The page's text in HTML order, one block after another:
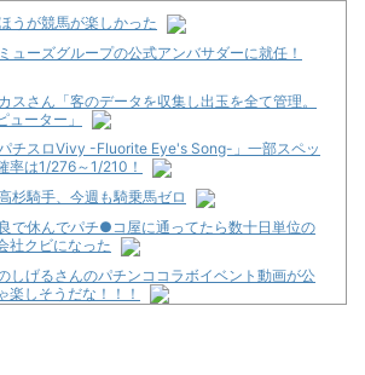
うが競馬が楽しかった
ューズグループの公式アンバサダーに就任！
スさん「客のデータを収集し出玉を全て管理。
ューター」
パチスロVivy -Fluorite Eye's Song-」一部スペッ
率は1/276～1/210！
杉騎手、今週も騎乗馬ゼロ
良で休んでパチ●コ屋に通ってたら数十日単位の
社クビになった
しげるさんのパチンココラボイベント動画が公
楽しそうだな！！！